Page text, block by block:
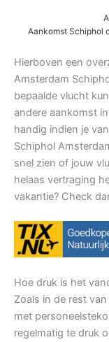
Aankomst Schiphol
Hierboven een
Amsterdam
bepaalde vlucht
andere aankomst
handig indien je
Schiphol
snel zien of jouw
helaas vertraging
vakantie? Check
Hoe druk is het
Zoals in de rest
met
regelmatig te druk